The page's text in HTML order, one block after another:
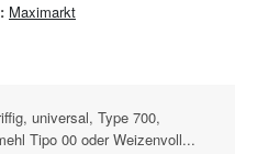
Maximarkt
universal, Type 700,
Tipo 00 oder Weizenvoll...